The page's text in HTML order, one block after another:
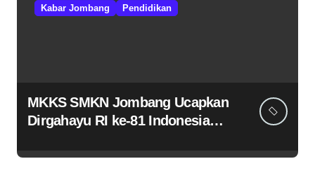
Kabar Jombang Pendidikan
MKKS SMKN Jombang Ucapkan
Dirgahayu RI ke-81 Indonesia